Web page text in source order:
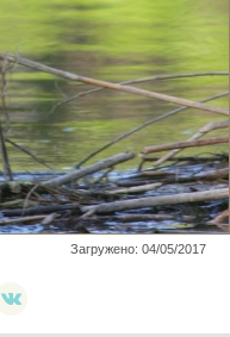
Загружено: 04/05/2017